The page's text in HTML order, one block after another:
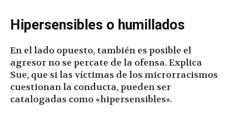
Hipersensibles o humillados
En el lado opuesto, también es posible el
agresor no se percate de la ofensa. Explica
Sue, que si las víctimas de los microrracismos
cuestionan la conducta, pueden ser
catalogadas como «hipersensibles».